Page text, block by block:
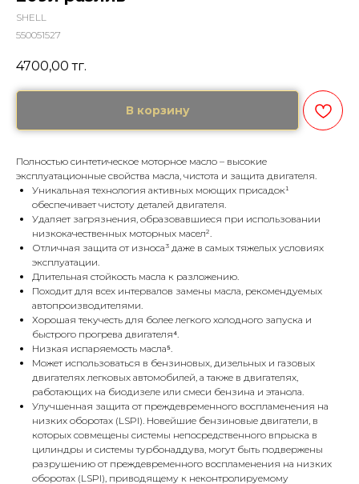
SHELL
550051527
4700,00 тг.
В корзину
Полностью синтетическое моторное масло – высокие
эксплуатационные свойства масла, чистота и защита двигателя.
Уникальная технология активных моющих присадок¹
обеспечивает чистоту деталей двигателя.
Удаляет загрязнения, образовавшиеся при использовании
низкокачественных моторных масел².
Отличная защита от износа³ даже в самых тяжелых условиях
эксплуатации.
Длительная стойкость масла к разложению.
Походит для всех интервалов замены масла, рекомендуемых
автопроизводителями.
Хорошая текучесть для более легкого холодного запуска и
быстрого прогрева двигателя⁴.
Низкая испаряемость масла⁵.
Может использоваться в бензиновых, дизельных и газовых
двигателях легковых автомобилей, а также в двигателях,
работающих на биодизеле или смеси бензина и этанола.
Улучшенная защита от преждевременного воспламенения на
низких оборотах (LSPI). Новейшие бензиновые двигатели, в
которых совмещены системы непосредственного впрыска в
цилиндры и системы турбонаддува, могут быть подвержены
разрушению от преждевременного воспламенения на низких
оборотах (LSPI), приводящему к неконтролируемому